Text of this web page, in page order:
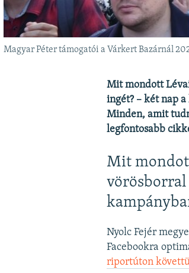
Magyar Péter támogatói a Várkert Bazárnál
Mit mondott
ingét? – két nap
Minden, amit
legfontosabb
Mit
Nyolc Fejér
Facebookra
riportúton